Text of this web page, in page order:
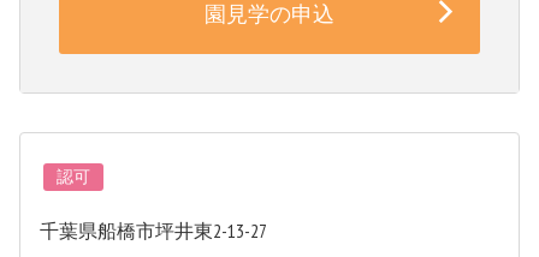
園見学の申込
認可
千葉県船橋市坪井東2-13-27